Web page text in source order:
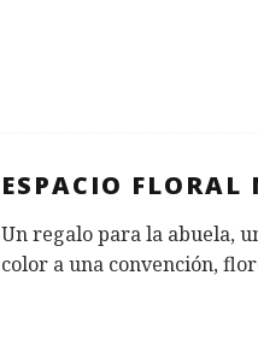
ESPACIO FLORAL
Un regalo para la abuela,
color a una convención,